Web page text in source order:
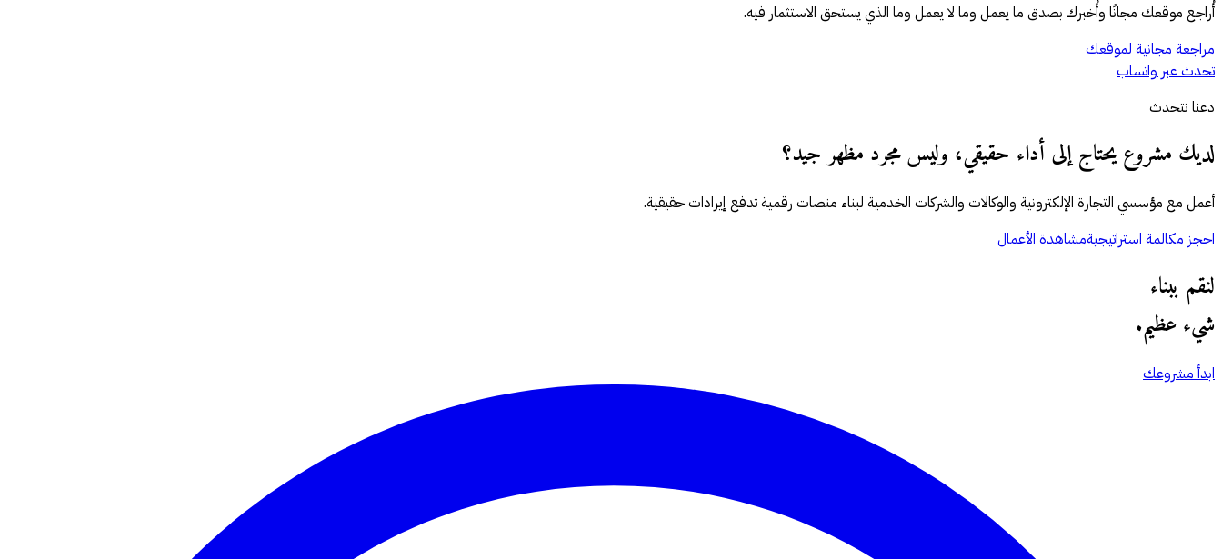
أُراجع موقعك مجانًا وأُخبرك بصدق ما يعمل وما لا يعمل وما الذي يستحق الاستثمار فيه.
مراجعة مجانية لموقعك
تحدث عبر واتساب
دعنا نتحدث
لديك مشروع يحتاج إلى أداء حقيقي، وليس مجرد مظهر جيد؟
أعمل مع مؤسسي التجارة الإلكترونية والوكالات والشركات الخدمية لبناء منصات رقمية تدفع إيرادات حقيقية.
احجز مكالمة استراتيجيةمشاهدة الأعمال
لنقم ببناء
شيء عظيم.
ابدأ مشروعك